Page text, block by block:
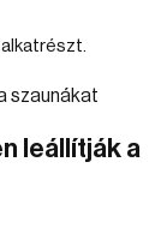
leállítják a